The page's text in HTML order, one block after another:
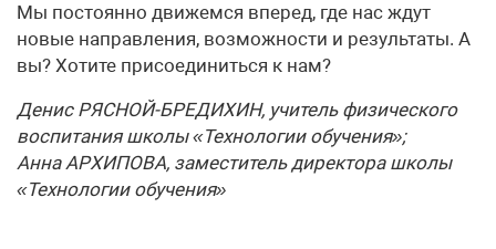
Мы постоянно движемся вперед, где нас ждут
новые направления, возможности и результаты. А
вы? Хотите присоединиться к нам?
Денис РЯСНОЙ-БРЕДИХИН, учитель физического
воспитания школы «Технологии обучения»;
Анна АРХИПОВА, заместитель директора школы
«Технологии обучения»